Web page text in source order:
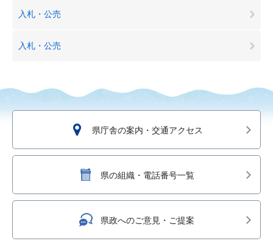
入札・公売
入札・公売
県庁舎の案内・交通アクセス
県の組織・電話番号一覧
県政へのご意見・ご提案